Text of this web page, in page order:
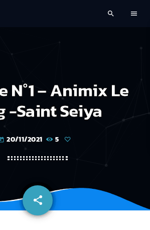
search menu
N°1 – Animix Le
-Saint Seiya
20/11/2021 5
share
email